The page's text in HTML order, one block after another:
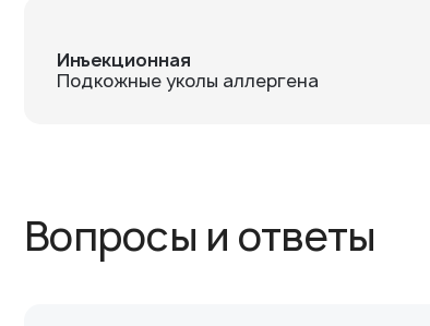
Инъекционная
Подкожные уколы аллергена
Вопросы и ответы